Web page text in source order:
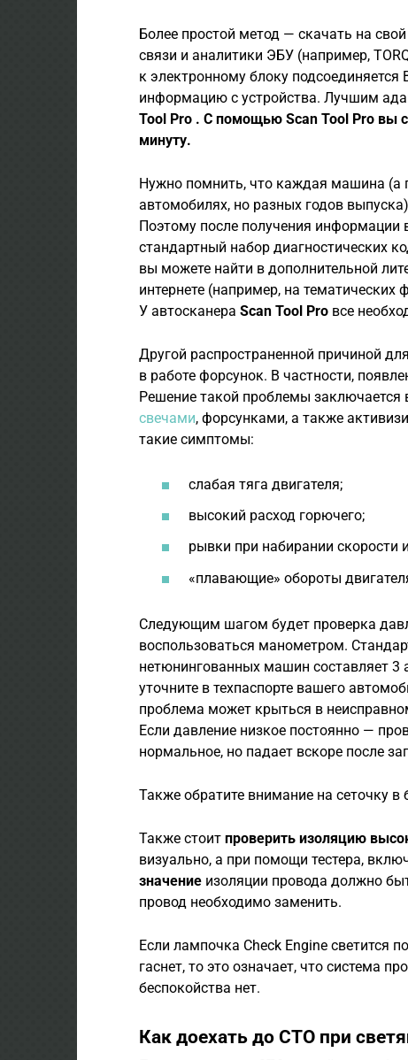
Более простой метод — скачать на
связи и аналитики ЭБУ (например,
к электронному блоку
информацию с устройства. Лучшим
Tool Pro . С помощью Scan Tool Pro вы
минуту.
Нужно помнить, что каждая машина (а
автомобилях, но разных годов
Поэтому после получения информации
стандартный набор диагностических
вы можете найти в дополнительной
интернете (например, на
У автосканера Scan Tool Pro все
Другой распространенной причиной
в работе форсунок. В частности,
Решение такой проблемы заключается
свечами, форсунками, а также
такие симптомы:
слабая тяга двигателя;
высокий расход горючего;
рывки при набирании скорости
«плавающие» обороты
Следующим шагом будет проверка
воспользоваться манометром.
нетюнингованных машин составляет
уточните в техпаспорте вашего
проблема может крыться в
Если давление низкое постоянно —
нормальное, но падает вскоре после
Также обратите внимание на сеточку в
Также стоит проверить изоляцию
визуально, а при помощи тестера,
значение изоляции провода должно
провод необходимо заменить.
Если лампочка Check Engine светится
гаснет, то это означает, что система
беспокойства нет.
Как доехать до СТО при